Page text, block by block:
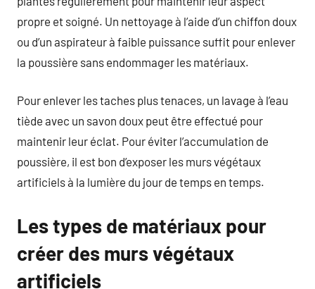
propre et soigné. Un nettoyage à l’aide d’un chiffon doux
ou d’un aspirateur à faible puissance suffit pour enlever
la poussière sans endommager les matériaux.
Pour enlever les taches plus tenaces, un lavage à l’eau
tiède avec un savon doux peut être effectué pour
maintenir leur éclat. Pour éviter l’accumulation de
poussière, il est bon d’exposer les murs végétaux
artificiels à la lumière du jour de temps en temps.
Les types de matériaux pour
créer des murs végétaux
artificiels